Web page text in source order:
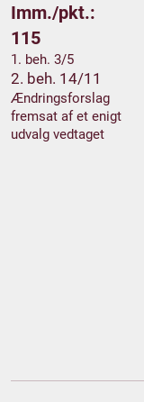
Imm./pkt.:
115
1. beh. 3/5
2. beh. 14/11
Ændringsforslag
fremsat af et enigt
udvalg vedtaget